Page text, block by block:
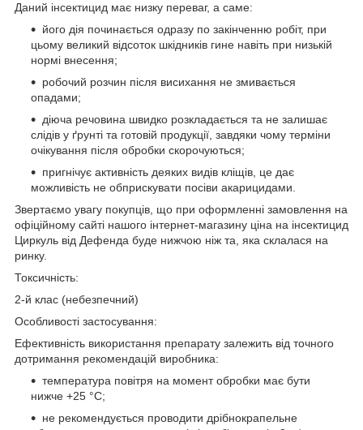
Даний інсектицид має низку переваг, а саме:
його дія починається одразу по закінченню робіт, при
цьому великий відсоток шкідників гине навіть при низькій
нормі внесення;
робочий розчин після висихання не змивається
опадами;
діюча речовина швидко розкладається та не залишає
слідів у ґрунті та готовій продукції, завдяки чому терміни
очікування після обробки скорочуються;
пригнічує активність деяких видів кліщів, це дає
можливість не обприскувати посіви акарицидами.
Звертаємо увагу покупців, що при оформленні замовлення на
офіційному сайті нашого інтернет-магазину ціна на інсектицид
Циркуль від Дефенда буде нижчою ніж та, яка склалася на
ринку.
Токсичність:
2-й клас (небезпечний)
Особливості застосування:
Ефективність використання препарату залежить від точного
дотримання рекомендацій виробника:
температура повітря на момент обробки має бути
нижче +25 °C;
не рекомендується проводити дрібнокрапельне